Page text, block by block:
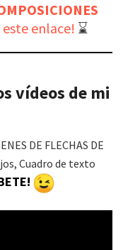
este enlace! ⌛
vídeos de mi